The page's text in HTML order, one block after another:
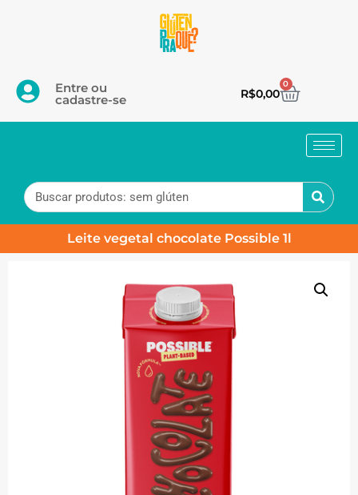
Entre ou
cadastre-se R$0,00
0
Leite vegetal chocolate Possible 1l